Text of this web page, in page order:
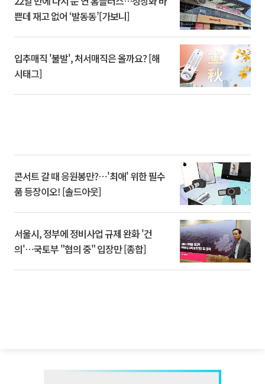
쁜데 재고 없어 ‘발동동’[가보니]
입추매직 '불발', 처서매직은 올까요? [해
시태그]
콘서트 갈 때 응원봉만?⋯'최애' 위한 필수
품 등장이오! [솔드아웃]
서울시, 정부에 정비사업 규제 완화 '건
의'⋯국토부 "협의 중" 입장만 [종합]